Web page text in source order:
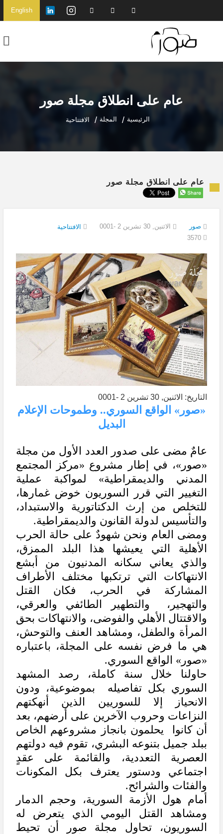
English
عام على انطلاق مجلة صور
الرئيسية المجلة الافتتاحية
عام على انطلاق مجلة صور
صور الاثنين, 30 تشرين 2 -0001
الافتتاحية
التاريخ: الاثنين, 30 تشرين 2 -0001
«صور» الواقع السوري.. وطموحات الإعلام
البديل
عامٌ مضى على صدور العدد الأول من مجلة
«صور»، في إطار مشروع «مركز المجتمع
المدني والديمقراطية» لمواكبة عملية
التغيير التي قرر السوريون خوض غمارها،
للتخلص من إرث الدكتاتورية والاستبداد،
والتأسيس لدولة القانون والديمقراطية.
ومضى العام ونحن شهودٌ على حالة الحرب
الأهلية التي يعيشها هذا البلد الممزق،
والذي يعاني سكانه المدنيون من أبشع
الانتهاكات التي ترتكبها مختلف الأطراف
المشاركة في الحرب، فكان القتل
والتهجير، والتطهير الطائفي والعرقي،
والاقتتال الأهلي والفوضى، والانتهاكات بحق
المرأة والطفل، ومشاهد العنف والتوحش،
هي ما فرض نفسه على المجلة، باعتباره
«صور» الواقع السوري.
حاولنا خلال سنة كاملة، رصد المشهد
السوري بكل تفاصيله بموضوعية، ودون
الانحياز إلا للسوريين الذين أنهكتهم
النزاعات وحروب الآخرين على أرضهم، بعد
أن كانوا يحلمون بانجاز مشروعهم الخاص
ببلد جميل بتنوعه البشري، تقوم فيه دولتهم
العصرية التعددية، والقائمة على عقدٍ
اجتماعي ودستور يعترف بكل المكونات
والفئات والشرائح.
أمام هول الأزمة السورية، وحجم الدمار
ومشاهد القتل اليومي الذي يتعرض له
السوريون، تحاول مجلة صور أن تحيط